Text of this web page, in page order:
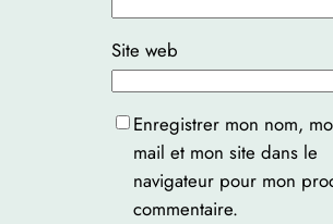
Site web
Enregistrer mon nom,
mail et mon site dans le
navigateur pour mon
commentaire.